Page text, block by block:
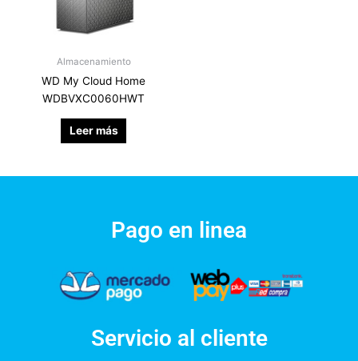
Almacenamiento
WD My Cloud Home
WDBVXC0060HWT
Leer más
Pago en linea
Servicio al cliente